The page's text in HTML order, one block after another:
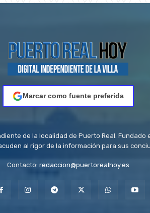
Marcar como fuente preferida
de la localidad de Puerto Real. Fundado
al rigor de la información para sus
Contacto: redaccion@puertorealhoy.es